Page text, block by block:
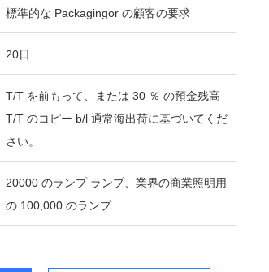
標準的な Packagingor の顧客の要求
20日
T/T を前もって、または 30 ％ の預金残高
T/T のコピー b/l 通常海出荷に基づいてくだ
さい。
20000 のランプ ランプ、業界の商業照明用
の 100,000 のランプ